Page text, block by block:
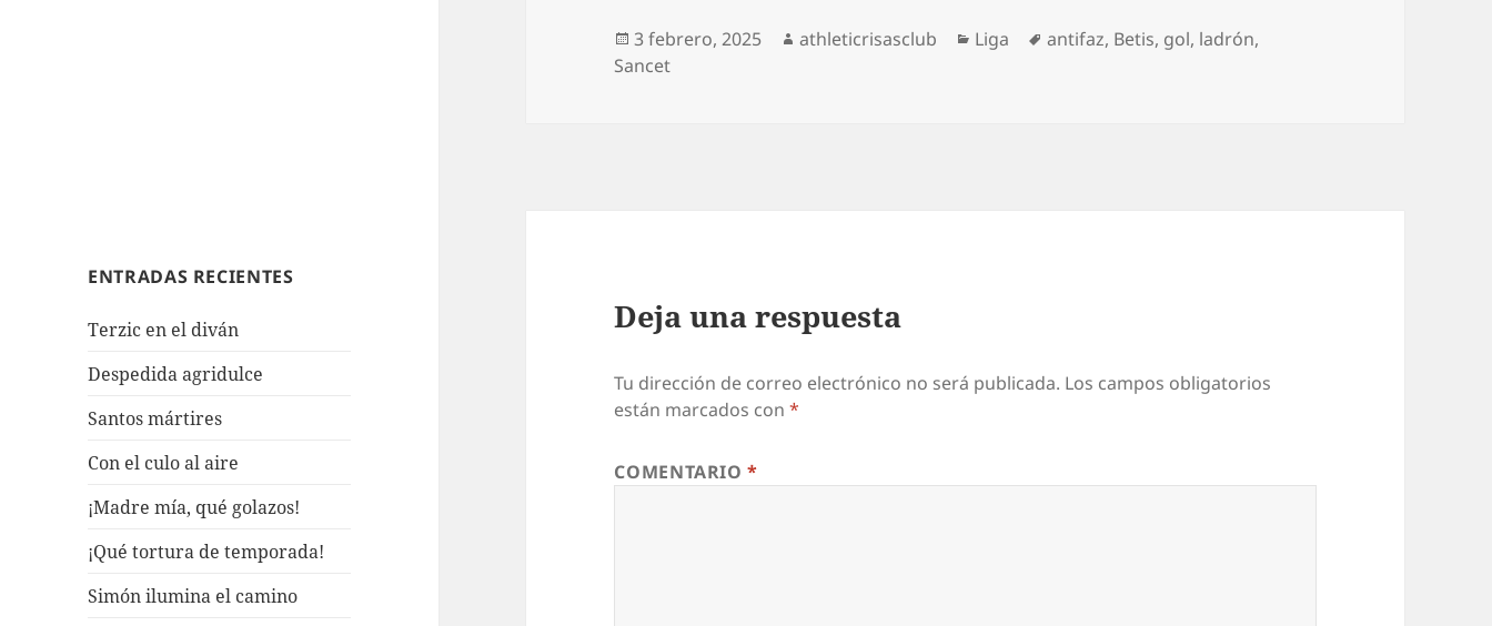
ENTRADAS RECIENTES
Terzic en el diván
Despedida agridulce
Santos mártires
Con el culo al aire
¡Madre mía, qué golazos!
¡Qué tortura de temporada!
Simón ilumina el camino
Publicado
el
3 febrero, 2025 Autor
athleticrisasclub Categorías
Liga Etiquetas
antifaz, Betis, gol, ladrón,
Sancet
Deja una respuesta
Tu dirección de correo electrónico no será publicada. Los campos obligatorios
están marcados con*
COMENTARIO*